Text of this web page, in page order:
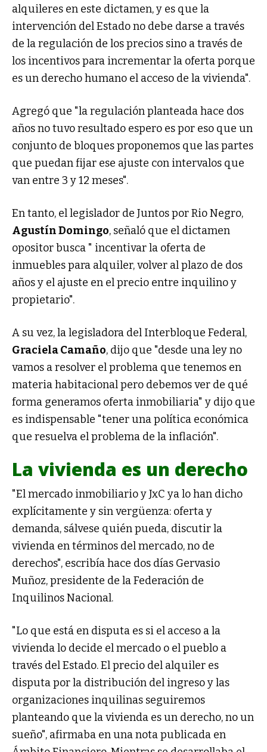
alquileres en este dictamen, y es que la
intervención del Estado no debe darse a través
de la regulación de los precios sino a través de
los incentivos para incrementar la oferta porque
es un derecho humano el acceso de la vivienda".
Agregó que "la regulación planteada hace dos
años no tuvo resultado espero es por eso que un
conjunto de bloques proponemos que las partes
que puedan fijar ese ajuste con intervalos que
van entre 3 y 12 meses".
En tanto, el legislador de Juntos por Rio Negro,
Agustín Domingo, señaló que el dictamen
opositor busca " incentivar la oferta de
inmuebles para alquiler, volver al plazo de dos
años y el ajuste en el precio entre inquilino y
propietario".
A su vez, la legisladora del Interbloque Federal,
Graciela Camaño, dijo que "desde una ley no
vamos a resolver el problema que tenemos en
materia habitacional pero debemos ver de qué
forma generamos oferta inmobiliaria" y dijo que
es indispensable "tener una política económica
que resuelva el problema de la inflación".
La vivienda es un derecho
"El mercado inmobiliario y JxC ya lo han dicho
explícitamente y sin vergüenza: oferta y
demanda, sálvese quién pueda, discutir la
vivienda en términos del mercado, no de
derechos", escribía hace dos días Gervasio
Muñoz, presidente de la Federación de
Inquilinos Nacional.
"Lo que está en disputa es si el acceso a la
vivienda lo decide el mercado o el pueblo a
través del Estado. El precio del alquiler es
disputa por la distribución del ingreso y las
organizaciones inquilinas seguiremos
planteando que la vivienda es un derecho, no un
sueño", afirmaba en una nota publicada en